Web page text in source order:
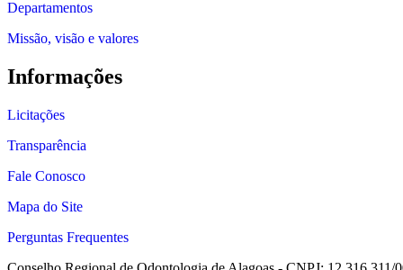
Departamentos
Missão, visão e valores
Informações
Licitações
Transparência
Fale Conosco
Mapa do Site
Perguntas Frequentes